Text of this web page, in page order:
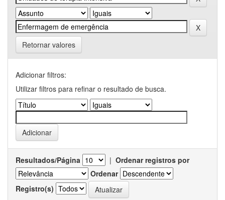
Retornar valores
Adicionar filtros:
Utilizar filtros para refinar o resultado de busca.
Resultados/Página | Ordenar registros por
Ordenar
Registro(s)